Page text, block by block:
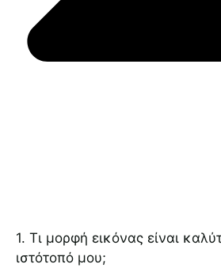
1. Τι μορφή εικόνας είναι
ιστότοπό μου;